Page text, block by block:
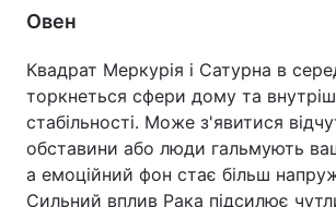
Овен
Квадрат Меркурія і Сатурна в
торкнеться сфери дому та
стабільності. Може з'явитися
обставини або люди гальмують
а емоційний фон стає більш
Сильний вплив Рака підсилює